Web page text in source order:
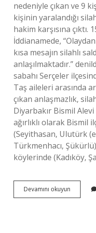
nedeniyle çıkan ve 9
kişinin yaralandığı
hakim karşısına çıktı.
İddianamede,
kısa mesajın silahlı
anlaşılmaktadır.”
sabahı Serçeler
Taş aileleri arasında
çıkan anlaşmazlık,
Diyarbakır Bismil
ağırlıklı olarak Bismil
(Seyithasan, Ulutürk
Türkmenhacı,
köylerinde (Kadıköy,
Devamını okuyun
Haziran